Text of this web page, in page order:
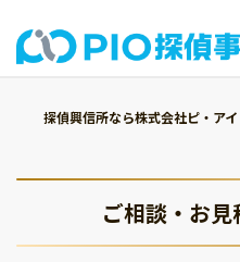
探偵興信所なら株式会社ピ・ア
ご相談・お